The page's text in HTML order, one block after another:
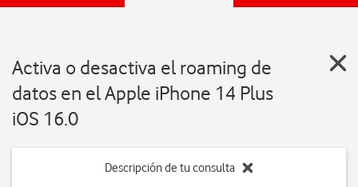
Activa o desactiva el roaming de
datos en el Apple iPhone 14 Plus
iOS 16.0
Descripción de tu consulta